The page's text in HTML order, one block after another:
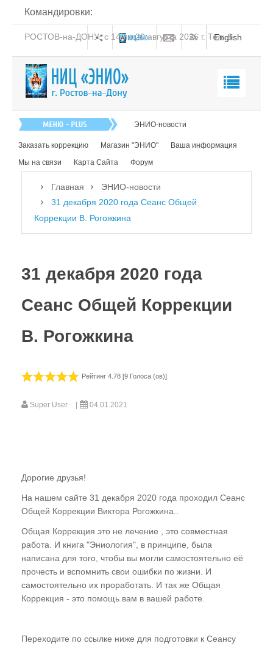
Командировки:
РОСТОВ-на-ДОНУ: с 14 по 20 августа 2026 г. Тел: 8-
English
Книга
Обучение
ЭНИО-новости
Заказать коррекцию Магазин "ЭНИО"
Ваша информация
Мы на связи
Карта Сайта Форум
Главная
ЭНИО-новости
31 декабря 2020 года Сеанс Общей
Коррекции В. Рогожкина
31 декабря 2020 года
Сеанс Общей Коррекции
В. Рогожкина
Рейтинг 4.78 [9 Голоса (ов)]
Super User 04.01.2021
Дорогие друзья!
На нашем сайте 31 декабря 2020 года проходил Сеанс
Общей Коррекции Виктора Рогожкина..
Общая Коррекция это не лечение , это совместная
работа. И книга "Эниология", в принципе, была
написана для того, чтобы вы могли самостоятельно её
прочесть и вспомнить свои ошибки по жизни. И
самостоятельно их проработать. И так же Общая
Коррекция - это помощь вам в вашей работе.
Переходите по ссылке ниже для подготовки к Сеансу